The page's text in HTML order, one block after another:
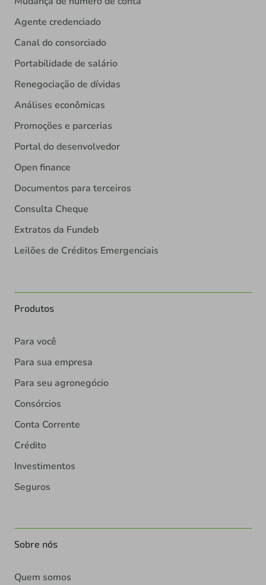
Agente credenciado
Canal do consorciado
Portabilidade de salário
Renegociação de dívidas
Análises econômicas
Promoções e parcerias
Portal do desenvolvedor
Open finance
Documentos para terceiros
Consulta Cheque
Extratos da Fundeb
Leilões de Créditos Emergenciais
Produtos
Para você
Para sua empresa
Para seu agronegócio
Consórcios
Conta Corrente
Crédito
Investimentos
Seguros
Sobre nós
Quem somos